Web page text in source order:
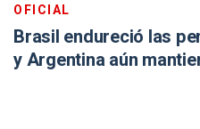
OFICIAL
Brasil endureció las
y Argentina aún